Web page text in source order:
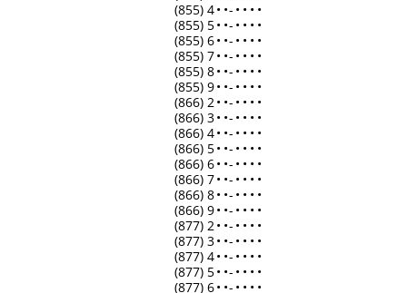
(855) 4• •- • • • •
(855) 5• •- • • • •
(855) 6• •- • • • •
(855) 7• •- • • • •
(855) 8• •- • • • •
(855) 9• •- • • • •
(866) 2• •- • • • •
(866) 3• •- • • • •
(866) 4• •- • • • •
(866) 5• •- • • • •
(866) 6• •- • • • •
(866) 7• •- • • • •
(866) 8• •- • • • •
(866) 9• •- • • • •
(877) 2• •- • • • •
(877) 3• •- • • • •
(877) 4• •- • • • •
(877) 5• •- • • • •
(877) 6• •- • • • •